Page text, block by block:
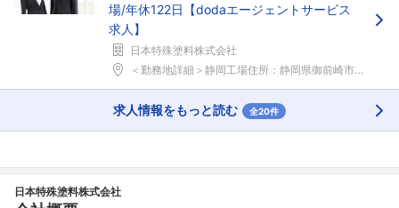
場/年休122日【dodaエージェントサービス
求人】
日本特殊塗料株式会社
＜勤務地詳細＞静岡工場住所：静岡県御前崎市池新田4...
求人情報をもっと読む 全20件
日本特殊塗料株式会社